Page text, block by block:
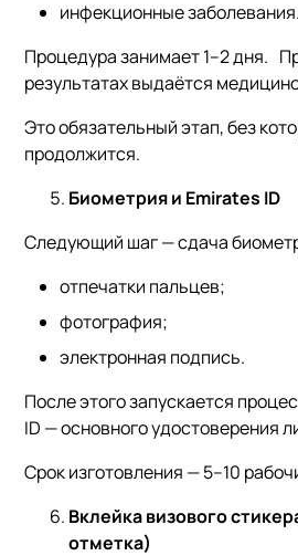
инфекционные заболевания.
Процедура занимает 1–2 дня.
результатах выдаётся
Это обязательный этап, без
продолжится.
Биометрия и Emirates ID
Следующий шаг — сдача
отпечатки пальцев;
фотография;
электронная подпись.
После этого запускается
ID — основного удостоверения
Срок изготовления — 5–10
Вклейка визового
отметка)